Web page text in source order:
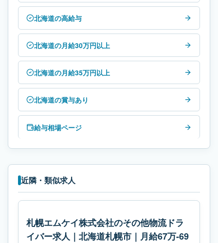
北海道の高給与
北海道の月給30万円以上
北海道の月給35万円以上
北海道の賞与あり
給与相場ページ
近隣・類似求人
札幌エムケイ株式会社のその他物流ドラ
イバー求人｜北海道札幌市｜月給67万-69